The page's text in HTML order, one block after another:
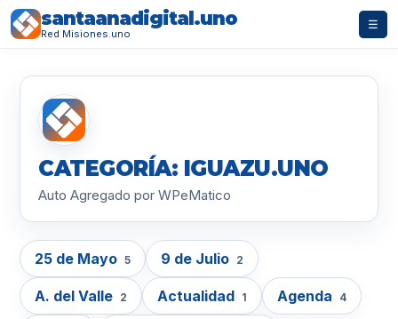
santaanadigital.uno
Red Misiones.uno
☰
CATEGORÍA: IGUAZU.UNO
Auto Agregado por WPeMatico
25 de Mayo 5 9 de Julio 2
A. del Valle 2 Actualidad 1 Agenda 4